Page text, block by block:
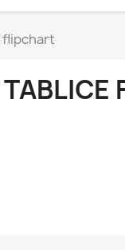
flipchart
TABLICE